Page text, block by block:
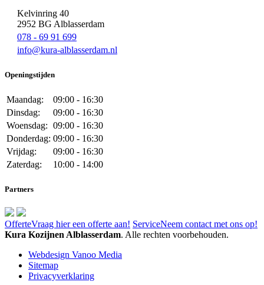
Kelvinring 40
2952 BG Alblasserdam
078 - 69 91 699
info@kura-alblasserdam.nl
Openingstijden
Maandag:
09:00 - 16:30
Dinsdag:
09:00 - 16:30
Woensdag: 09:00 - 16:30
Donderdag: 09:00 - 16:30
Vrijdag:
09:00 - 16:30
Zaterdag:
10:00 - 14:00
Partners
OfferteVraag hier een offerte aan! ServiceNeem contact met ons op!
Kura Kozijnen Alblasserdam. Alle rechten voorbehouden.
Webdesign Vanoo Media
Sitemap
Privacyverklaring